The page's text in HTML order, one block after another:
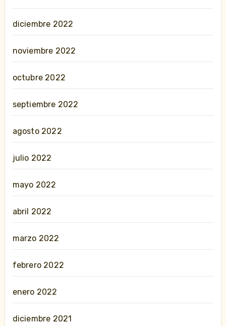
diciembre 2022
noviembre 2022
octubre 2022
septiembre 2022
agosto 2022
julio 2022
mayo 2022
abril 2022
marzo 2022
febrero 2022
enero 2022
diciembre 2021